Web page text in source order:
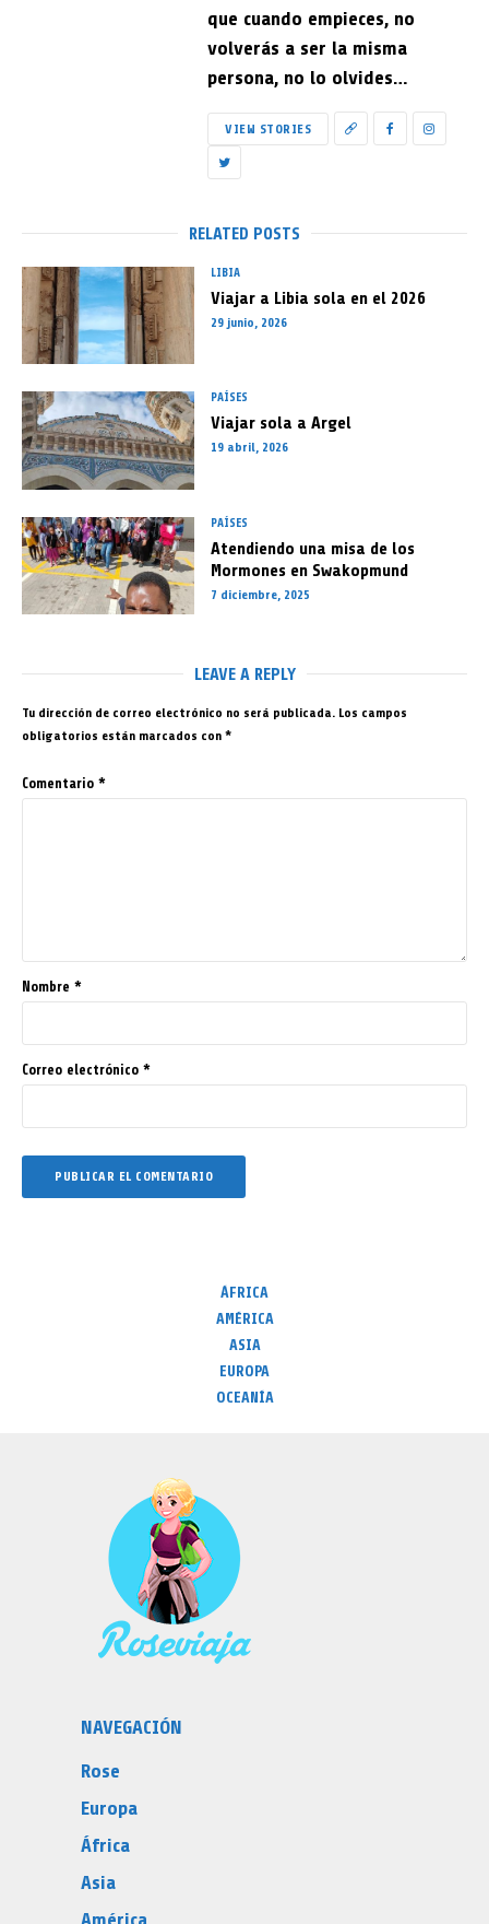
que cuando empieces, no
volverás a ser la misma
persona, no lo olvides…
VIEW STORIES
RELATED POSTS
LIBIA
Viajar a Libia sola en el 2026
29 junio, 2026
PAÍSES
Viajar sola a Argel
19 abril, 2026
PAÍSES
Atendiendo una misa de los
Mormones en Swakopmund
7 diciembre, 2025
LEAVE A REPLY
Tu dirección de correo electrónico no será publicada. Los campos
obligatorios están marcados con *
Comentario *
Nombre *
Correo electrónico *
ÁFRICA
AMÉRICA
ASIA
EUROPA
OCEANÍA
NAVEGACIÓN
Rose
Europa
África
Asia
América